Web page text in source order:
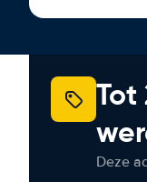
Tot
Deze